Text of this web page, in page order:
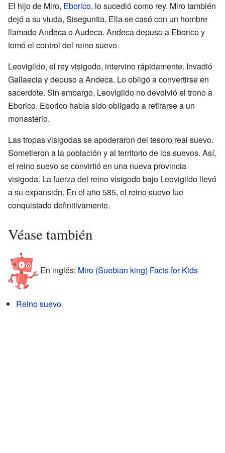
El hijo de Miro, Eborico, lo sucedió como rey. Miro también
dejó a su viuda, Siseguntia. Ella se casó con un hombre
llamado Andeca o Audeca. Andeca depuso a Eborico y
tomó el control del reino suevo.
Leovigildo, el rey visigodo, intervino rápidamente. Invadió
Gallaecia y depuso a Andeca. Lo obligó a convertirse en
sacerdote. Sin embargo, Leovigildo no devolvió el trono a
Eborico. Eborico había sido obligado a retirarse a un
monasterio.
Las tropas visigodas se apoderaron del tesoro real suevo.
Sometieron a la población y al territorio de los suevos. Así,
el reino suevo se convirtió en una nueva provincia
visigoda. La fuerza del reino visigodo bajo Leovigildo llevó
a su expansión. En el año 585, el reino suevo fue
conquistado definitivamente.
Véase también
En inglés: Miro (Suebian king) Facts for Kids
Reino suevo